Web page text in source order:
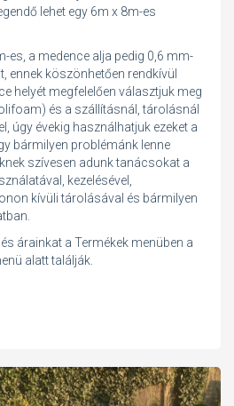
lehet egy 6m x 8m-es
es, a medence alja pedig 0,6 mm-
ennek köszönhetően rendkívül
helyét megfelelően választjuk meg
és a szállításnál, tárolásnál
úgy évekig használhatjuk ezeket a
bármilyen problémánk lenne
szívesen adunk tanácsokat a
kezelésével,
kívüli tárolásával és bármilyen
árainkat a Termékek menüben a
alatt találják.